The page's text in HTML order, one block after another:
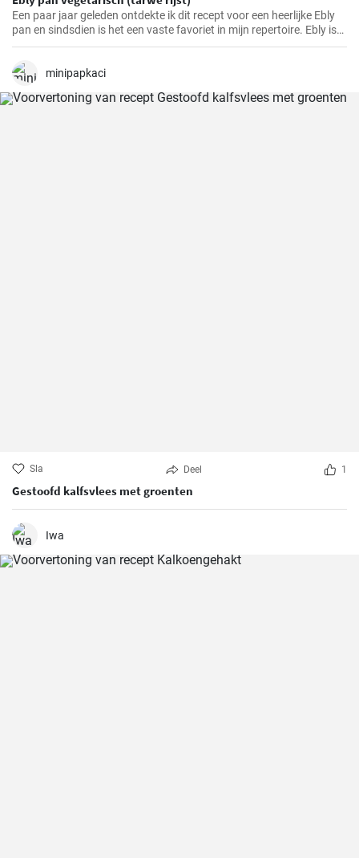
Een paar jaar geleden ontdekte ik dit recept voor een heerlijke Ebly
pan en sindsdien is het een vaste favoriet in mijn repertoire. Ebly is
een tarweproduct zoals rijst dat een voedzame en smaakvolle
groenten en kruiden maakt het een eenvoudig maar heerlijk
minipapkaci
Sla Deel 1
Gestoofd kalfsvlees met groenten
Iwa